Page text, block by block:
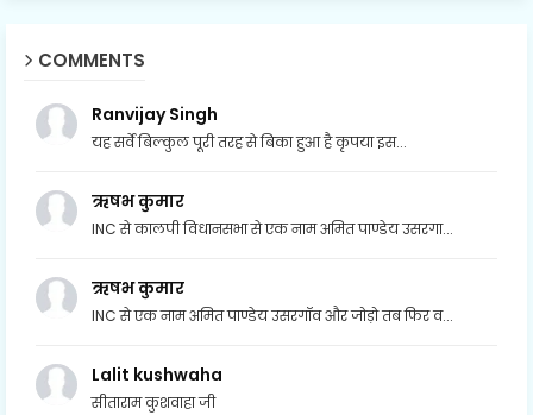
COMMENTS
Ranvijay Singh
यह सर्वे बिल्कुल पूरी तरह से बिका हुआ है कृपया इस...
ऋषभ कुमार
INC से कालपी विधानसभा से एक नाम अमित पाण्डेय उसरगा...
ऋषभ कुमार
INC से एक नाम अमित पाण्डेय उसरगॉव और जोड़ो तब फिर व...
Lalit kushwaha
सीताराम कुशवाहा जी